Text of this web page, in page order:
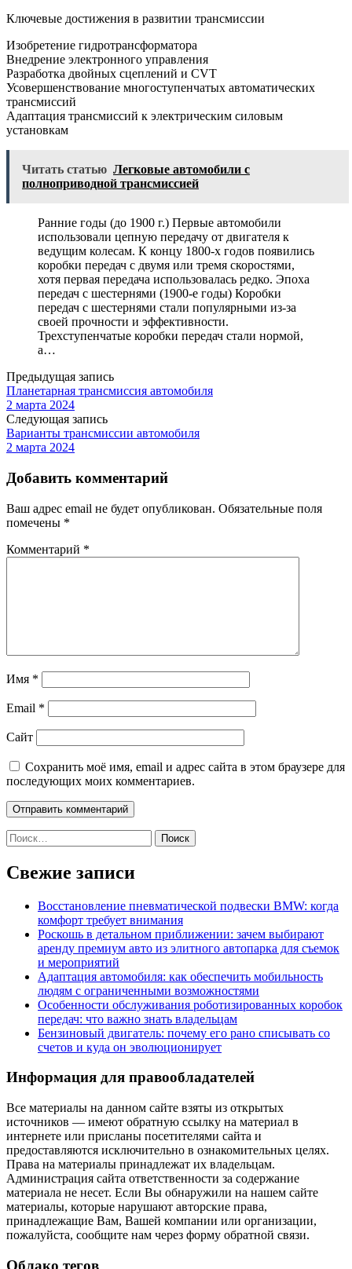
Ключевые достижения в развитии трансмиссии
Изобретение гидротрансформатора
Внедрение электронного управления
Разработка двойных сцеплений и CVT
Усовершенствование многоступенчатых автоматических
трансмиссий
Адаптация трансмиссий к электрическим силовым
установкам
Читать статью Легковые автомобили с
полноприводной трансмиссией
Ранние годы (до 1900 г.) Первые автомобили
использовали цепную передачу от двигателя к
ведущим колесам. К концу 1800-х годов появились
коробки передач с двумя или тремя скоростями,
хотя первая передача использовалась редко. Эпоха
передач с шестернями (1900-е годы) Коробки
передач с шестернями стали популярными из-за
своей прочности и эффективности.
Трехступенчатые коробки передач стали нормой,
а…
Предыдущая запись
Планетарная трансмиссия автомобиля
2 марта 2024
Следующая запись
Варианты трансмиссии автомобиля
2 марта 2024
Добавить комментарий
Ваш адрес email не будет опубликован. Обязательные поля
помечены *
Комментарий *
Имя *
Email *
Сайт
Сохранить моё имя, email и адрес сайта в этом браузере для
последующих моих комментариев.
Найти:
Свежие записи
Восстановление пневматической подвески BMW: когда
комфорт требует внимания
Роскошь в детальном приближении: зачем выбирают
аренду премиум авто из элитного автопарка для съемок
и мероприятий
Адаптация автомобиля: как обеспечить мобильность
людям с ограниченными возможностями
Особенности обслуживания роботизированных коробок
передач: что важно знать владельцам
Бензиновый двигатель: почему его рано списывать со
счетов и куда он эволюционирует
Информация для правообладателей
Все материалы на данном сайте взяты из открытых
источников — имеют обратную ссылку на материал в
интернете или присланы посетителями сайта и
предоставляются исключительно в ознакомительных целях.
Права на материалы принадлежат их владельцам.
Администрация сайта ответственности за содержание
материала не несет. Если Вы обнаружили на нашем сайте
материалы, которые нарушают авторские права,
принадлежащие Вам, Вашей компании или организации,
пожалуйста, сообщите нам через форму обратной связи.
Облако тегов